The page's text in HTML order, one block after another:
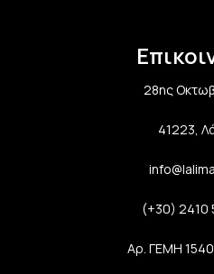
28ης
41223,
(+30) 2410
Αρ. ΓΕΜΗ